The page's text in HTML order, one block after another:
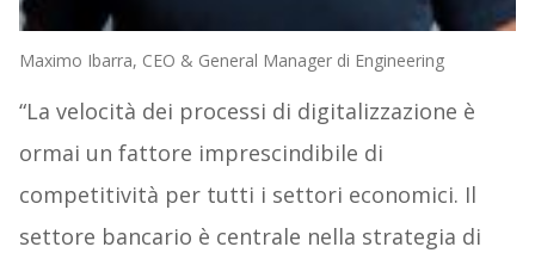
Maximo Ibarra, CEO & General Manager di Engineering
“La velocità dei processi di digitalizzazione è
ormai un fattore imprescindibile di
competitività per tutti i settori economici. Il
settore bancario è centrale nella strategia di